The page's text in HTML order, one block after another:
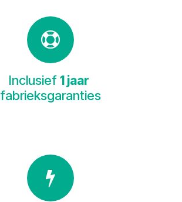
Inclusief1 jaar
fabrieksgaranties